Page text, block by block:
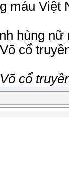
máu Việt
hùng
cổ
cổ